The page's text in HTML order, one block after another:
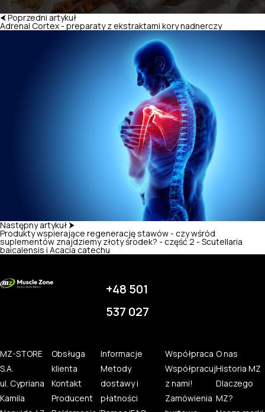
⮜ Poprzedni artykuł
Adrenal Cortex - preparaty z ekstraktami kory nadnerczy
Następny artykuł ⮞
Produkty wspierające regenerację stawów - czy wśród
suplementów znajdziemy złoty środek? - część 2 - Scutellaria
baicalensis i Acacia catechu
+48 501
537 027
MZ-STORE
S.A.
ul. Cypriana
Kamila
Obsługa
klienta
Kontakt
Producent
Informacje
Metody
dostawy i
płatności
Współpraca
Współpracuj
z nami!
Zamówienia
O nas
Historia MZ
Dlaczego
MZ?